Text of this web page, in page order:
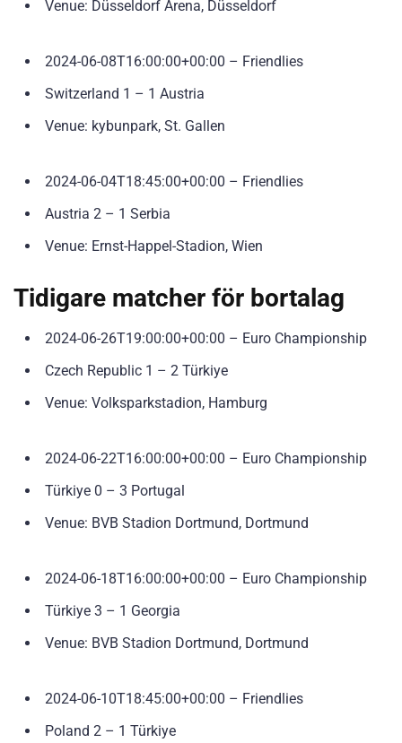
Venue: Düsseldorf Arena, Düsseldorf
2024-06-08T16:00:00+00:00 – Friendlies
Switzerland 1 – 1 Austria
Venue: kybunpark, St. Gallen
2024-06-04T18:45:00+00:00 – Friendlies
Austria 2 – 1 Serbia
Venue: Ernst-Happel-Stadion, Wien
Tidigare matcher för bortalag
2024-06-26T19:00:00+00:00 – Euro Championship
Czech Republic 1 – 2 Türkiye
Venue: Volksparkstadion, Hamburg
2024-06-22T16:00:00+00:00 – Euro Championship
Türkiye 0 – 3 Portugal
Venue: BVB Stadion Dortmund, Dortmund
2024-06-18T16:00:00+00:00 – Euro Championship
Türkiye 3 – 1 Georgia
Venue: BVB Stadion Dortmund, Dortmund
2024-06-10T18:45:00+00:00 – Friendlies
Poland 2 – 1 Türkiye